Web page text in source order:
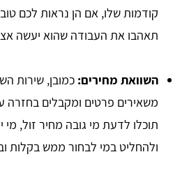
קודמות שלו, אם הן נראות לכם
תאהבו את העבודה שהוא יעשה
השוואת מחירים: כמובן, שירות
תוכלו לדעת מי גובה מחיר זול, מי
ולהחליט במי לבחור ממש בקלות